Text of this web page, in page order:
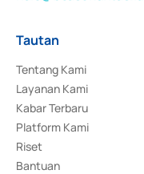
Tautan
Tentang Kami
Layanan Kami
Kabar Terbaru
Platform Kami
Riset
Bantuan